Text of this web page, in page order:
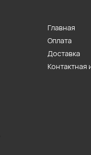
Главная
Оплата
Доставка